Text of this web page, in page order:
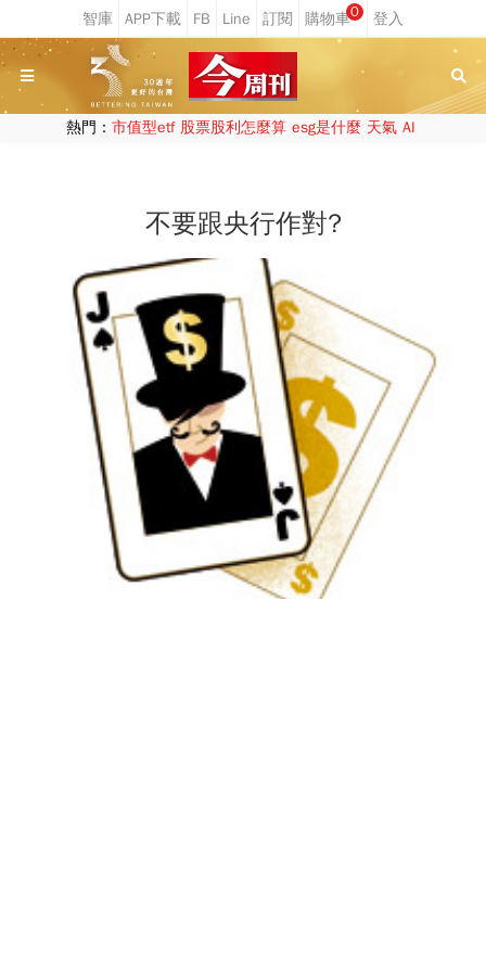
0
熱門： 市值型etf 股票股利怎麼算 esg是什麼 天氣 AI
不要跟央行作對?